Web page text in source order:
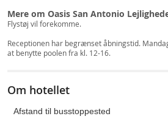
Mere om Oasis San Antonio
Flystøj vil forekomme.
Receptionen har begrænset åbningstid.
at benytte poolen fra kl. 12-16.
Om hotellet
Afstand til busstoppested